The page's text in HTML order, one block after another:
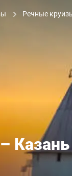
Речные